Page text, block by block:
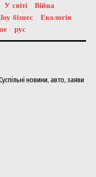
У світі
Війна
бізнес
Екологія
рус
новини, авто, заяви